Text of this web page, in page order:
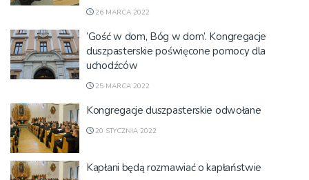
26 MARCA 2022
’Gość w dom, Bóg w dom’. Kongregacje
duszpasterskie poświęcone pomocy dla
uchodźców
25 MARCA 2022
Kongregacje duszpasterskie odwołane
20 STYCZNIA 2022
Kapłani będą rozmawiać o kapłaństwie